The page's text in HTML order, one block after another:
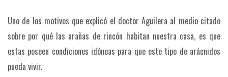
Uno de los motivos que explicó el doctor Aguilera al medio citado
sobre por qué las arañas de rincón habitan nuestra casa, es que
estas poseen condiciones idóneas para que este tipo de arácnidos
pueda vivir.